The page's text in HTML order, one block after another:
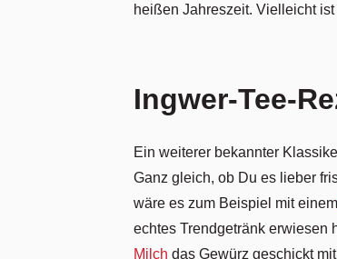
heißen Jahreszeit. Vielleicht
Ingwer-Tee-
Ein weiterer bekannter
Ganz gleich, ob Du es lieber
wäre es zum Beispiel mit einem
echtes Trendgetränk erwiesen
Milch das Gewürz geschickt